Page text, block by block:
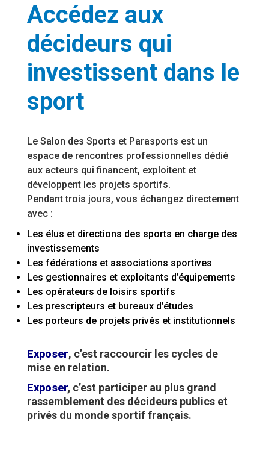
Accédez aux
décideurs qui
investissent dans le
sport
Le Salon des Sports et Parasports est un
espace de rencontres professionnelles dédié
aux acteurs qui financent, exploitent et
développent les projets sportifs.
Pendant trois jours, vous échangez directement
avec :
Les élus et directions des sports en charge des
investissements
Les fédérations et associations sportives
Les gestionnaires et exploitants d’équipements
Les opérateurs de loisirs sportifs
Les prescripteurs et bureaux d’études
Les porteurs de projets privés et institutionnels
Exposer, c’est raccourcir les cycles de
mise en relation.
Exposer, c’est participer au plus grand
rassemblement des décideurs publics et
privés du monde sportif français.